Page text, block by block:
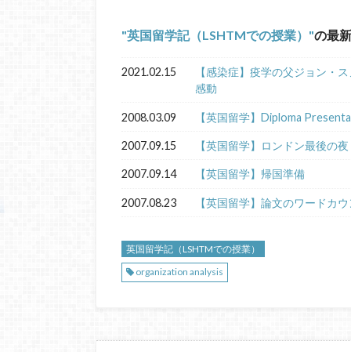
英国留学記（LSHTMでの授業） の最
2021.02.15
【感染症】疫学の父ジョン・
感動
2008.03.09 【英国留学】Diploma
2007.09.15 【英国留学】ロンドン最後の夜
2007.09.14 【英国留学】帰国準備
2007.08.23 【英国留学】論文のワードカ
英国留学記（LSHTMでの授業）
organization analysis